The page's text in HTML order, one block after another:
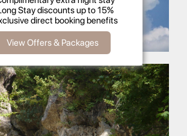
Stay discounts up to 15%
direct booking benefits
View Offers & Packages